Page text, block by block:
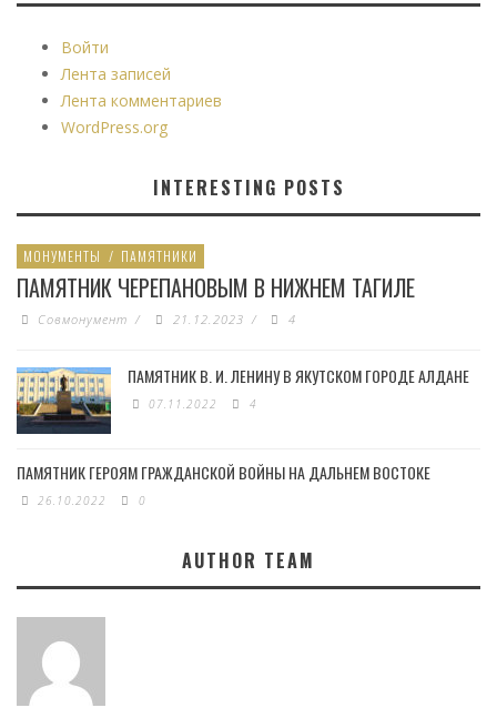
Войти
Лента записей
Лента комментариев
WordPress.org
INTERESTING POSTS
МОНУМЕНТЫ / ПАМЯТНИКИ
ПАМЯТНИК ЧЕРЕПАНОВЫМ В НИЖНЕМ ТАГИЛЕ
Совмонумент / 21.12.2023 / 4
ПАМЯТНИК В. И. ЛЕНИНУ В ЯКУТСКОМ ГОРОДЕ АЛДАНЕ
07.11.2022 4
ПАМЯТНИК ГЕРОЯМ ГРАЖДАНСКОЙ ВОЙНЫ НА ДАЛЬНЕМ ВОСТОКЕ
26.10.2022 0
AUTHOR TEAM